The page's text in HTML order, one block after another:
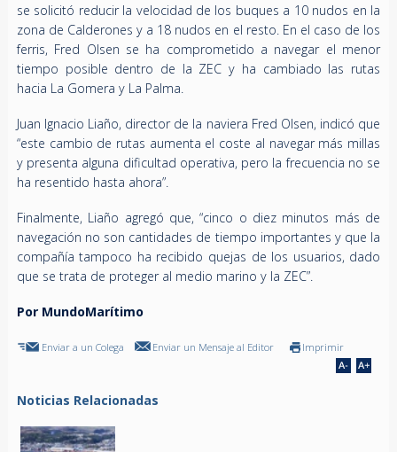
se solicitó reducir la velocidad de los buques a 10 nudos en la
zona de Calderones y a 18 nudos en el resto. En el caso de los
ferris, Fred Olsen se ha comprometido a navegar el menor
tiempo posible dentro de la ZEC y ha cambiado las rutas
hacia La Gomera y La Palma.
Juan Ignacio Liaño, director de la naviera Fred Olsen, indicó que
“este cambio de rutas aumenta el coste al navegar más millas
y presenta alguna dificultad operativa, pero la frecuencia no se
ha resentido hasta ahora”.
Finalmente, Liaño agregó que, “cinco o diez minutos más de
navegación no son cantidades de tiempo importantes y que la
compañía tampoco ha recibido quejas de los usuarios, dado
que se trata de proteger al medio marino y la ZEC”.
Por MundoMarítimo
Enviar a un Colega Enviar un Mensaje al Editor Imprimir
Noticias Relacionadas